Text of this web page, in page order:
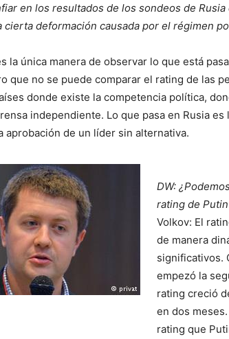
en los resultados de los sondeos de
cierta deformación causada por el régimen
la única manera de observar lo que está
que no se puede comparar el rating de las
donde existe la competencia política,
independiente. Lo que pasa en Rusia es
aprobación de un líder sin alternativa.
DW:
rating de
Volkov: El
de manera
significativos.
empezó la
rating creció
en dos
rating que